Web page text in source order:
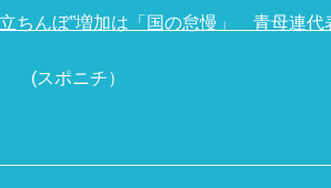
ちんぼ”増加は「国の怠慢」 青母連代
(スポニチ）